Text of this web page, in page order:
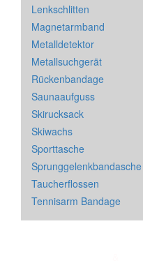
Lenkschlitten
Magnetarmband
Metalldetektor
Metallsuchgerät
Rückenbandage
Saunaaufguss
Skirucksack
Skiwachs
Sporttasche
Sprunggelenkbandasche
Taucherflossen
Tennisarm Bandage